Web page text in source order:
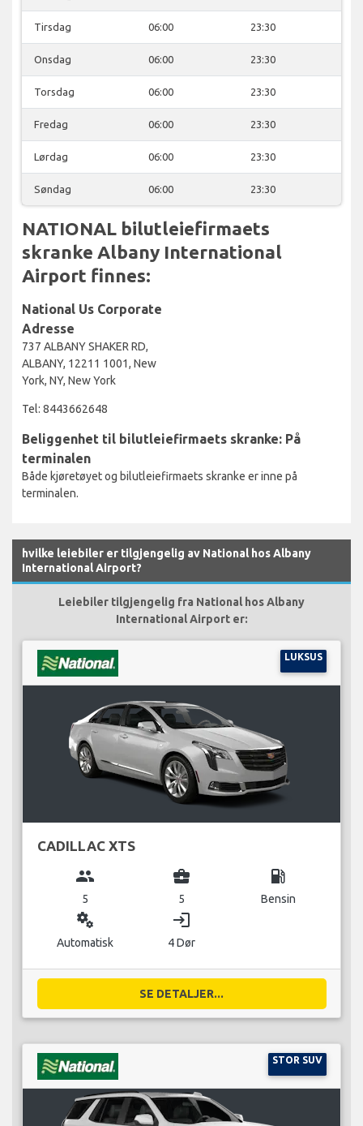
Tirsdag 06:00 23:30
Onsdag 06:00 23:30
Torsdag 06:00 23:30
Fredag 06:00 23:30
Lørdag 06:00 23:30
Søndag 06:00 23:30
NATIONAL bilutleiefirmaets
skranke Albany International
Airport finnes:
National Us Corporate
Adresse
737 ALBANY SHAKER RD,
ALBANY, 12211 1001, New
York, NY, New York
Tel: 8443662648
Beliggenhet til bilutleiefirmaets skranke: På
terminalen
Både kjøretøyet og bilutleiefirmaets skranke er inne på
terminalen.
hvilke leiebiler er tilgjengelig av National hos Albany
International Airport?
Leiebiler tilgjengelig fra National hos Albany
International Airport er:
LUKSUS
CADILLAC XTS
group
5
business_center
5
local_gas_station
Bensin
miscellaneous_services
Automatisk
login
4 Dør
SE DETALJER...
STOR SUV